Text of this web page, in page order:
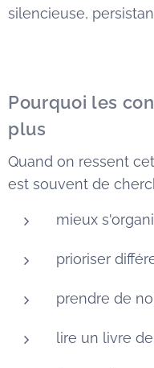
silencieuse,
Pourquoi les
plus
Quand on ressent
est souvent de
mieux
prioriser
prendre de
lire un livre